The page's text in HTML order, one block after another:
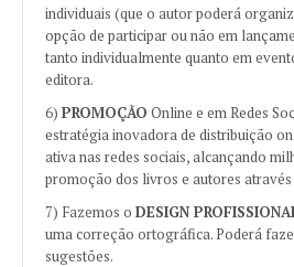
individuais (que o autor poderá
opção de participar ou não em
tanto individualmente quanto em
editora.
6) PROMOÇÃO Online e em Redes
estratégia inovadora de distribuição
ativa nas redes sociais, alcançando
promoção dos livros e autores
7) Fazemos o DESIGN
uma correção ortográfica. Poderá
sugestões.